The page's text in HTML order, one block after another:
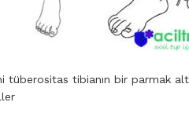
tüberositas tibianın bir parmak